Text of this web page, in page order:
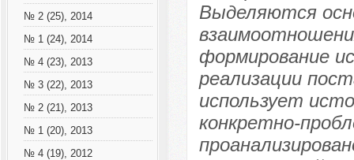
№ 2 (25), 2014
№ 1 (24), 2014
№ 4 (23), 2013
№ 3 (22), 2013
№ 2 (21), 2013
№ 1 (20), 2013
№ 4 (19), 2012
Выделяются
формирование
реализации
использует
конкретно-